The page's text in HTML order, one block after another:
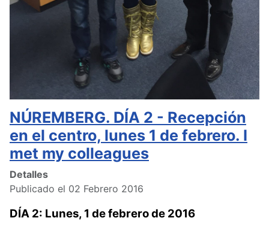
NÚREMBERG. DÍA 2 - Recepción
en el centro, lunes 1 de febrero. I
met my colleagues
Detalles
Publicado el 02 Febrero 2016
DÍA 2: Lunes, 1 de febrero de 2016